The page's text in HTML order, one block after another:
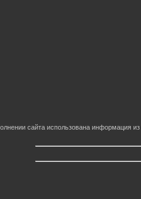
сайта использована информация